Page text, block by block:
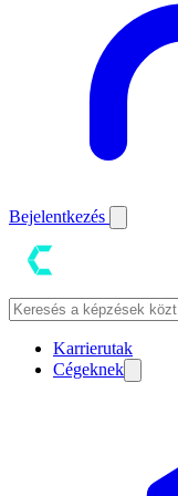
Bejelentkezés
Karrierutak
Cégeknek